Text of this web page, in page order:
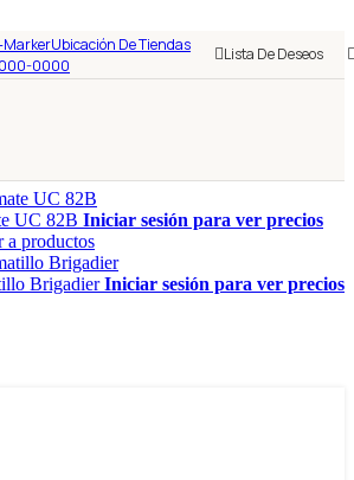
Ubicación De Tiendas
0000
Lista De Deseos
UC 82B Iniciar sesión para ver precios
a productos
BrigadierIniciar sesión para ver precios